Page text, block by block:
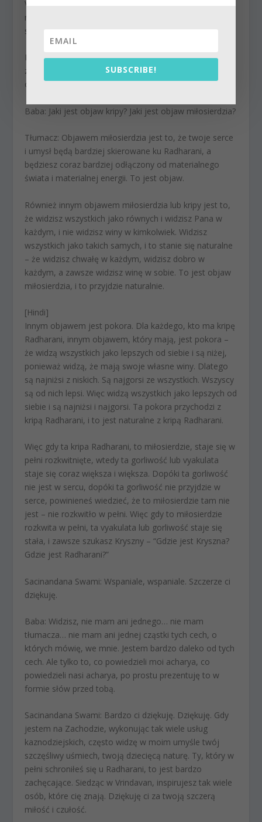
Vrindavan wykonuje tak wiele bhajanu i płacze o
miłosierdzie Radharani, pozostawia dobre wrażenie w
sercu tego sadhu.
Modlę się tylko do ciebie, abyś pomógł mi, biednej,
zabłoconej, nieczystej rybie, zobaczyć – “Ach, oto jest
ocean! Oto jest ocean rasy!”
Baba: Jaki jest objaw kripy? Jaki jest objaw miłosierdzia?
Tłumacz: Objawem miłosierdzia jest to, że twoje serce
i umysł będą bardziej skierowane ku Radharani, a
będziesz coraz bardziej odłączony od materialnego
świata i materialnej energii. To jest objaw.
Również innym objawem miłosierdzia lub kripy jest to,
że widzisz wszystkich jako równych i widzisz Pana w
każdym, i nie widzisz winy w kimkolwiek. Widzisz
wszystkich jako takich samych, i to stanie się naturalne
– że widzisz chwałę w każdym, widzisz dobro w
każdym, a zawsze widzisz winę w sobie. To jest objaw
miłosierdzia, i to przyjdzie naturalnie.
[Hindi]
Innym objawem jest pokora. Dla każdego, kto ma kripę
Radharani, innym objawem, który mają, jest pokora –
że widzą wszystkich jako lepszych od siebie i są niżej,
ponieważ widzą, że mają swoje własne winy. Dlatego
są najniżsi z niskich. Są najgorsi ze wszystkich. Wszyscy
są od nich lepsi. Więc widzą wszystkich jako lepszych od
siebie i są najniżsi i najgorsi. Ta pokora przychodzi z
kripą Radharani, i to jest naturalne z kripą Radharani.
Więc gdy ta kripa Radharani, to miłosierdzie, staje się w
pełni rozkwitnięte, wtedy ta gorliwość lub vyakulata
staje się coraz większa i większa. Dopóki ta gorliwość
nie jest w sercu, dopóki ta gorliwość nie przyjdzie w
serce, powinieneś wiedzieć, że to miłosierdzie tam nie
jest – nie rozkwitło w pełni. Więc gdy to miłosierdzie
rozkwita w pełni, ta vyakulata lub gorliwość staje się
stała, i zawsze szukasz Kryszny – “Gdzie jest Kryszna?
Gdzie jest Radharani?”
Sacinandana Swami: Wspaniale, wspaniale. Szczerze ci
dziękuję.
Baba: Widzisz, nie mam ani jednego… nie mam
tłumacza… nie mam ani jednej cząstki tych cech, o
których mówię, we mnie. Jestem bardzo daleko od tych
cech. Ale tylko to, co powiedzieli moi acharya, co
powiedzieli nasi acharya, po prostu prezentuję to w
formie słów przed tobą.
Sacinandana Swami: Bardzo ci dziękuję. Dziękuję. Gdy
jestem na Zachodzie, wykonując tak wiele usług
kaznodziejskich, często widzę w moim umyśle twój
szczęśliwy uśmiech, twoją dziecięcą naturę. Ty, który w
pełni schroniłeś się u Radharani, to jest bardzo
zachęcające. Siedząc w Vrindavan, inspirujesz tak wiele
osób, które cię znają. Dziękuję ci za twoją szczerą
miłość i czułość.
SUBSCRIBE!